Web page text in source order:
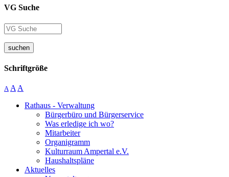
VG Suche
suchen
Schriftgröße
A A A
Rathaus - Verwaltung
Bürgerbüro und Bürgerservice
Was erledige ich wo?
Mitarbeiter
Organigramm
Kulturraum Ampertal e.V.
Haushaltspläne
Aktuelles